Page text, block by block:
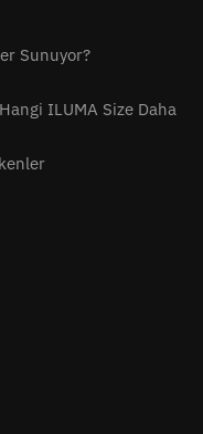
Sunuyor?
ILUMA Size Daha